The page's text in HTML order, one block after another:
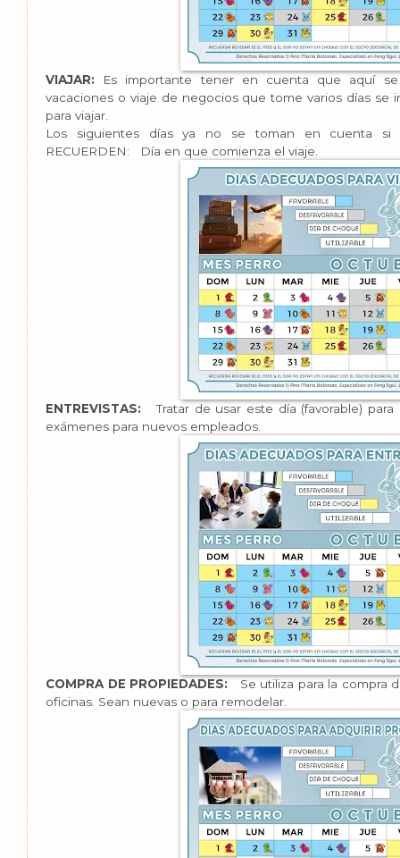
VIAJAR: Es importante tener en cuenta que aquí
vacaciones o viaje de negocios que tome varios días se
para viajar.
Los siguientes días ya no se toman en cuenta si
RECUERDEN: Día en que comienza el viaje.
ENTREVISTAS:
Tratar de usar este día (favorable)
exámenes para nuevos empleados.
COMPRA DE PROPIEDADES:
Se utiliza para la compra
oficinas. Sean nuevas o para remodelar.